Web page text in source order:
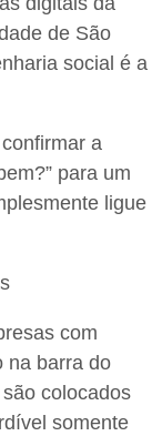
de São
social é a
a
para um
ligue
com
na barra do
colocados
somente